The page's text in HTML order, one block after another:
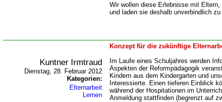
Wir wollen diese Erlebnisse mit
und laden sie deshalb unverbindlich
Konzept für die zukünftige
Kuntner Irmtraud
Dienstag, 28. Februar 2012
Kategorien:
Elternarbeit
Lernen
Im Laufe eines Schuljahres werden
Aspekten der Reformpädagogik
Kindern aus dem Kindergarten und
Interessierte. Einen tieferen Einblick
während der Hospitationen im
Anmeldung stattfinden (begrenzt auf